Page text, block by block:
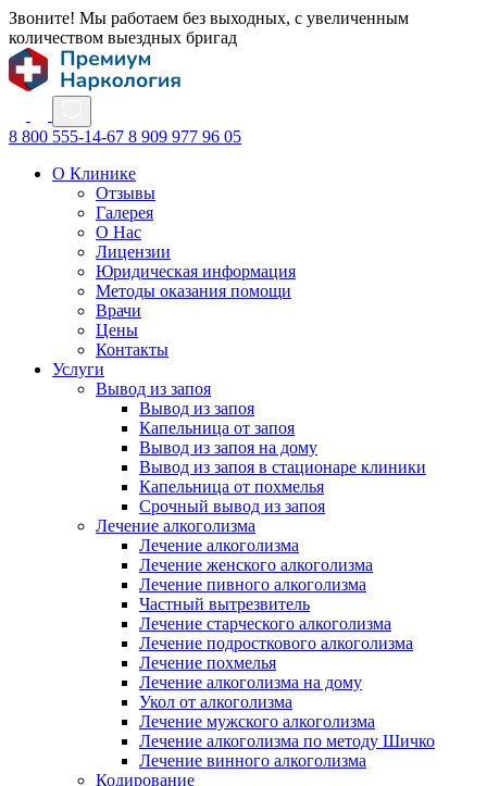
Звоните! Мы работаем без выходных, с увеличенным
количеством выездных бригад
8 800 555-14-67 8 909 977 96 05
О Клинике
Отзывы
Галерея
О Нас
Лицензии
Юридическая информация
Методы оказания помощи
Врачи
Цены
Контакты
Услуги
Вывод из запоя
Вывод из запоя
Капельница от запоя
Вывод из запоя на дому
Вывод из запоя в стационаре клиники
Капельница от похмелья
Срочный вывод из запоя
Лечение алкоголизма
Лечение алкоголизма
Лечение женского алкоголизма
Лечение пивного алкоголизма
Частный вытрезвитель
Лечение старческого алкоголизма
Лечение подросткового алкоголизма
Лечение похмелья
Лечение алкоголизма на дому
Укол от алкоголизма
Лечение мужского алкоголизма
Лечение алкоголизма по методу Шичко
Лечение винного алкоголизма
Кодирование